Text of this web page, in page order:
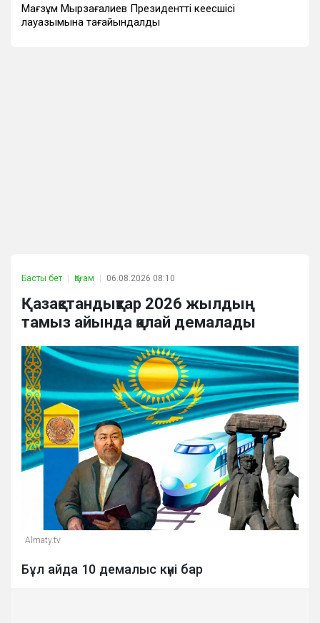
Мағзұм Мырзағалиев Президенттің кеңесшісі
лауазымына тағайындалды
Басты бет Қоғам 06.08.2026 08:10
Қазақстандықтар 2026 жылдың
тамыз айында қалай демалады
Almaty.tv
Бұл айда 10 демалыс күні бар